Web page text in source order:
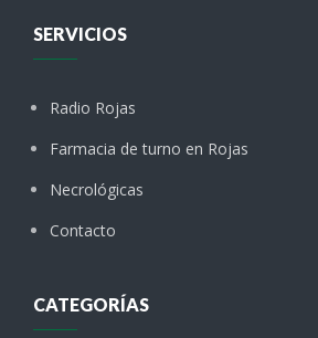
SERVICIOS
Radio Rojas
Farmacia de turno en Rojas
Necrológicas
Contacto
CATEGORÍAS